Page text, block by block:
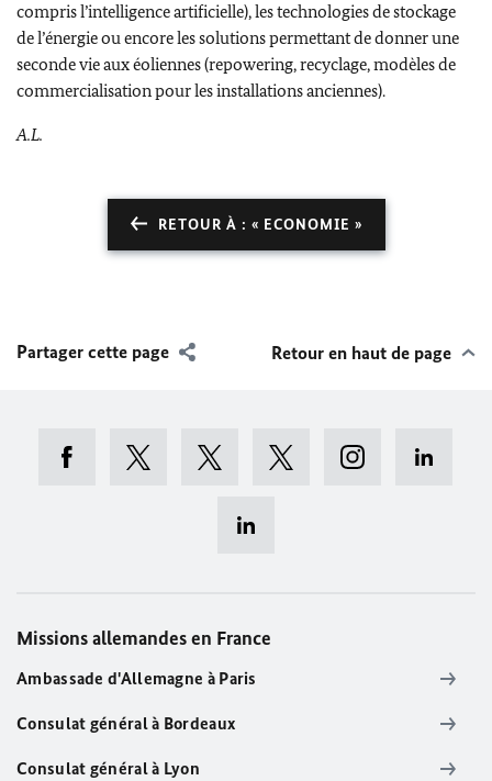
compris l’intelligence artificielle), les technologies de stockage
de l’énergie ou encore les solutions permettant de donner une
seconde vie aux éoliennes (repowering, recyclage, modèles de
commercialisation pour les installations anciennes).
A.L.
RETOUR À : « ECONOMIE »
Partager cette page Retour en haut de page
Missions allemandes en France
Ambassade d'Allemagne à Paris
Consulat général à Bordeaux
Consulat général à Lyon